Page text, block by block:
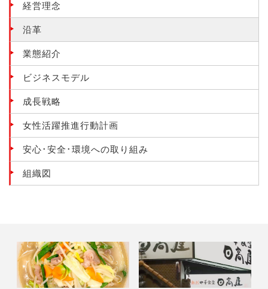
経営理念
沿革
業態紹介
ビジネスモデル
成長戦略
女性活躍推進行動計画
安心･安全･環境への取り組み
組織図